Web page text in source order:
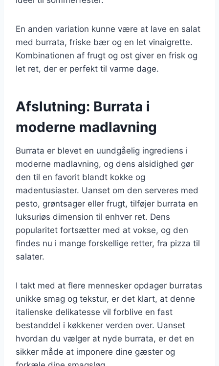
En anden variation kunne være at lave en salat
med burrata, friske bær og en let vinaigrette.
Kombinationen af frugt og ost giver en frisk og
let ret, der er perfekt til varme dage.
Afslutning: Burrata i
moderne madlavning
Burrata er blevet en uundgåelig ingrediens i
moderne madlavning, og dens alsidighed gør
den til en favorit blandt kokke og
madentusiaster. Uanset om den serveres med
pesto, grøntsager eller frugt, tilføjer burrata en
luksuriøs dimension til enhver ret. Dens
popularitet fortsætter med at vokse, og den
findes nu i mange forskellige retter, fra pizza til
salater.
I takt med at flere mennesker opdager burratas
unikke smag og tekstur, er det klart, at denne
italienske delikatesse vil forblive en fast
bestanddel i køkkener verden over. Uanset
hvordan du vælger at nyde burrata, er det en
sikker måde at imponere dine gæster og